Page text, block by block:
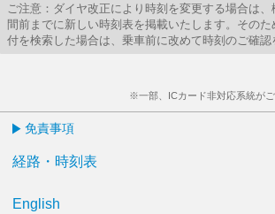
ご注意：ダイヤ改正により時刻を変更する場合は、
間前までに新しい時刻表を掲載いたします。そのた
付を検索した場合は、乗車前に改めて時刻のご確認
※一部、ICカード非対応系統がご
免責事項
経路・時刻表
English